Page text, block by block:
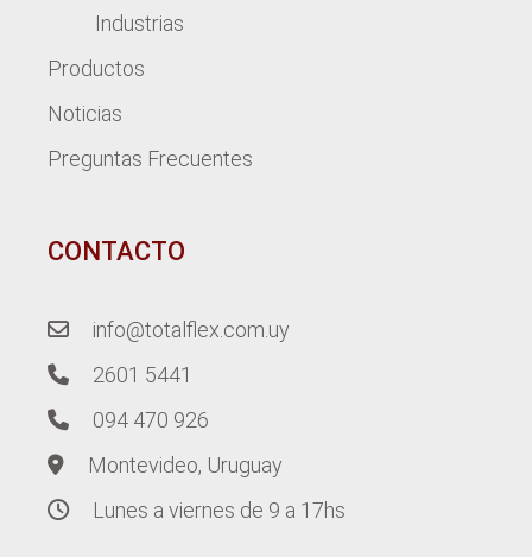
Industrias
Productos
Noticias
Preguntas Frecuentes
CONTACTO
info@totalflex.com.uy
2601 5441
094 470 926
Montevideo, Uruguay
Lunes a viernes de 9 a 17hs